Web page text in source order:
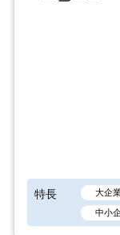
特長 大企
中小